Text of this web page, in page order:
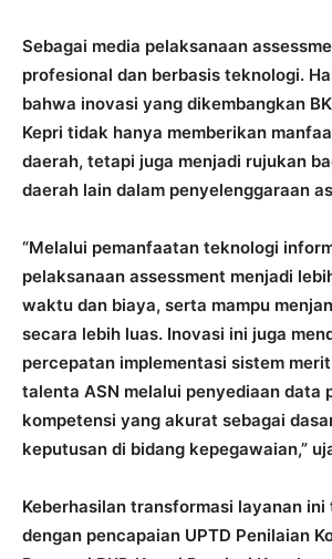
Sebagai media pelaksanaan
profesional dan berbasis teknologi.
bahwa inovasi yang dikembangkan
Kepri tidak hanya memberikan
daerah, tetapi juga menjadi rujukan
daerah lain dalam penyelenggaraan
“Melalui pemanfaatan teknologi
pelaksanaan assessment menjadi
waktu dan biaya, serta mampu
secara lebih luas. Inovasi ini juga
percepatan implementasi sistem
talenta ASN melalui penyediaan data
kompetensi yang akurat sebagai
keputusan di bidang kepegawaian,”
Keberhasilan transformasi layanan
dengan pencapaian UPTD Penilaian